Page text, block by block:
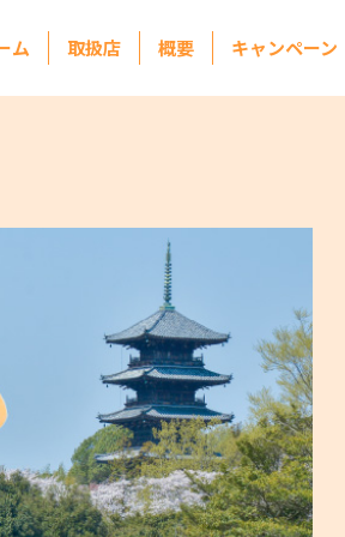
ム 取扱店 概要 キャンペーン